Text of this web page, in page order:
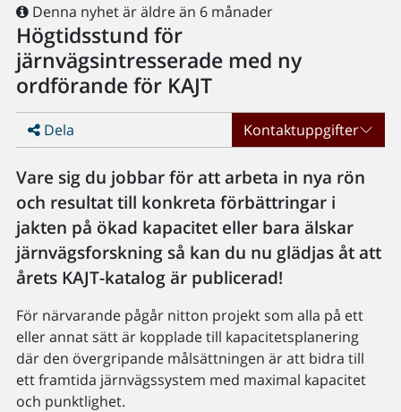
Denna nyhet är äldre än 6 månader
Högtidsstund för
järnvägsintresserade med ny
ordförande för KAJT
Dela Kontaktuppgifter
Vare sig du jobbar för att arbeta in nya rön
och resultat till konkreta förbättringar i
jakten på ökad kapacitet eller bara älskar
järnvägsforskning så kan du nu glädjas åt att
årets KAJT-katalog är publicerad!
För närvarande pågår nitton projekt som alla på ett
eller annat sätt är kopplade till kapacitetsplanering
där den övergripande målsättningen är att bidra till
ett framtida järnvägssystem med maximal kapacitet
och punktlighet.